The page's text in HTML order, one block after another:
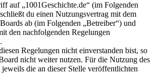
auf „1001Geschichte.de“ (im Folgenden
du einen Nutzungsvertrag mit dem
ab (im Folgenden „Betreiber“) und
den nachfolgenden Regelungen
Regelungen nicht einverstanden bist, so
nicht weiter nutzen. Für die Nutzung des
die an dieser Stelle veröffentlichten